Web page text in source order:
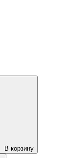
В корзину